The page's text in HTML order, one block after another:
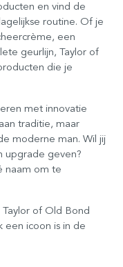
en vind de
routine. Of je
een
geurlijn, Taylor of
die je
met innovatie
traditie, maar
moderne man. Wil jij
upgrade geven?
naam om te
of Old Bond
een icoon is in de